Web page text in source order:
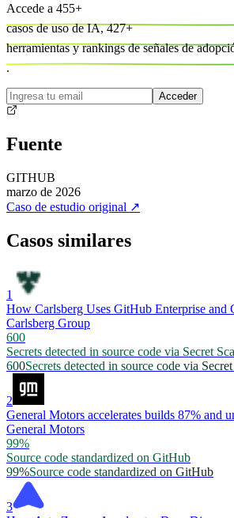
Accede a 455+
casos de uso de IA, 427+
herramientas y rankings de señales de
.
Acceder
Fuente
GITHUB
marzo de 2026
Caso de estudio original ↗
Casos similares
1
How Carlsberg Uses GitHub Enterprise
Carlsberg Group
600
Secrets detected in source code via Secret
600Secrets detected in source code via
2
General Motors accelerates builds 87% and
General Motors
99%
Source code standardized on GitHub
99%Source code standardized on GitHub
3